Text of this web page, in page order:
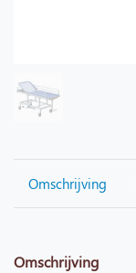
Omschrijving
Omschrijving